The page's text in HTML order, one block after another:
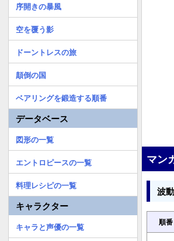
マン
波
順番
序開きの暴風
空を覆う影
ドーントレスの旅
顛倒の国
ベアリングを鍛造する順番
データベース
図形の一覧
エントロピースの一覧
料理レシピの一覧
キャラクター
キャラと声優の一覧